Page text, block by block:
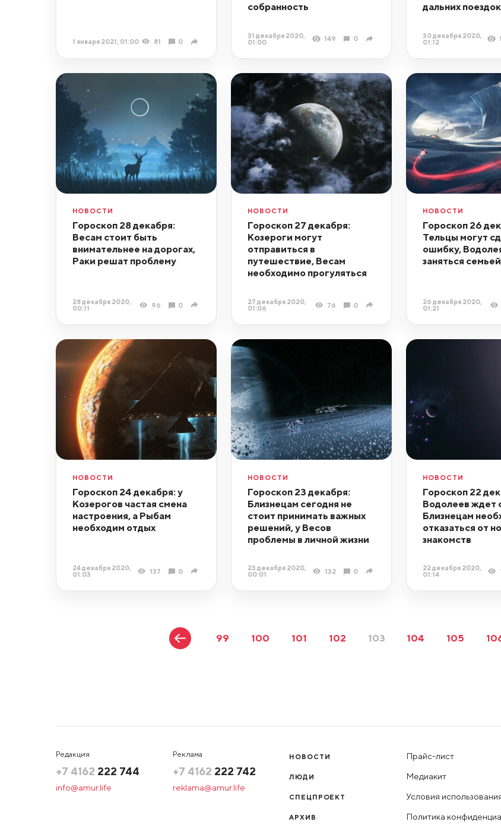
1 января 2021, 01:00 81 0
собранность
31 декабря 2020,
01:00
149 0
дальних поездок
30 декабря 2020,
01:12
НОВОСТИ
Гороскоп 28 декабря:
Весам стоит быть
внимательнее на дорогах,
Раки решат проблему
28 декабря 2020,
00:11
96 0
НОВОСТИ
Гороскоп 27 декабря:
Козероги могут
отправиться в
путешествие, Весам
необходимо прогуляться
27 декабря 2020,
01:06
76 0
НОВОСТИ
Гороскоп 26
Тельцы могут
ошибку,
заняться семьей
26 декабря 2020,
01:21
НОВОСТИ
Гороскоп 24 декабря: у
Козерогов частая смена
настроения, а Рыбам
необходим отдых
24 декабря 2020,
01:03
137 0
НОВОСТИ
Гороскоп 23 декабря:
Близнецам сегодня не
стоит принимать важных
решений, у Весов
проблемы в личной жизни
23 декабря 2020,
00:01
132 0
НОВОСТИ
Гороскоп 22
Водолеев ждет
Близнецам
отказаться от
знакомств
22 декабря 2020,
01:14
99 100 101 102 103 104 105
Редакция
+7 4162 222 744
info@amur.life
Реклама
+7 4162 222 742
reklama@amur.life
НОВОСТИ
ЛЮДИ
СПЕЦПРОЕКТ
АРХИВ
Прайс-лист
Медиакит
Условия
Политика